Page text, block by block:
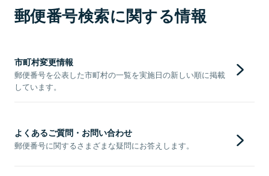
郵便番号検索に関する情報
市町村変更情報
郵便番号を公表した市町村の一覧を実施日の新しい順に掲載
しています。
よくあるご質問・お問い合わせ
郵便番号に関するさまざまな疑問にお答えします。